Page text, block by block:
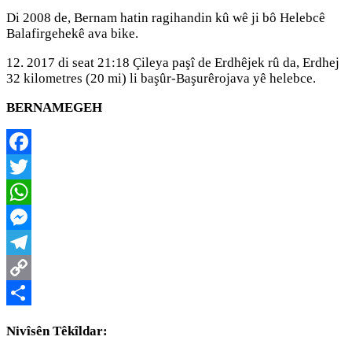
Di 2008 de, Bernam hatin ragihandin kû wê ji bô Helebcê
Balafirgehekê ava bike.
12. 2017 di seat 21:18 Çileya paşî de Erdhêjek rû da, Erdhej
32 kilometres (20 mi) li başûr-Başurêrojava yê helebce.
BERNAMEGEH
Facebook
Twitter
WhatsApp
Messenger
Telegram
Copy
Nivîsên Têkîldar: